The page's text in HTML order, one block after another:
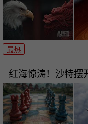
最热
红海惊涛！沙特摆